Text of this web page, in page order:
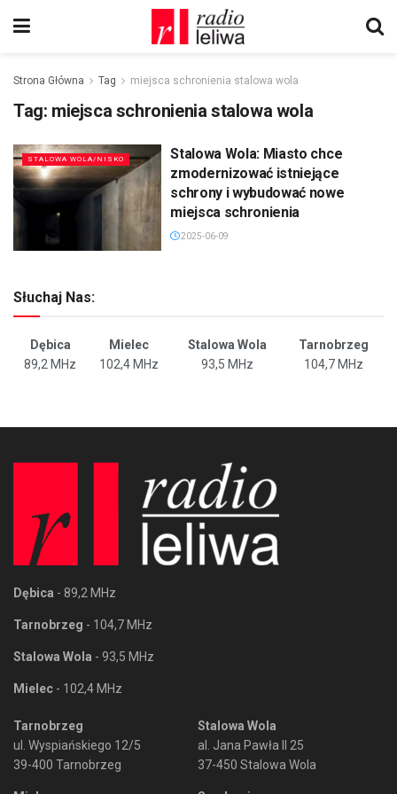
Strona Główna Tag miejsca schronienia stalowa wola
Tag: miejsca schronienia stalowa wola
STALOWA WOLA/NISKO
Stalowa Wola: Miasto chce
zmodernizować istniejące
schrony i wybudować nowe
miejsca schronienia
2025-06-09
Słuchaj Nas:
Dębica Mielec Stalowa Wola
Tarnobrzeg
89,2 MHz
102,4 MHz 93,5 MHz 104,7 MHz
Dębica - 89,2 MHz
Tarnobrzeg - 104,7 MHz
Stalowa Wola - 93,5 MHz
Mielec - 102,4 MHz
Tarnobrzeg
ul. Wyspiańskiego 12/5
39-400 Tarnobrzeg
Stalowa Wola
al. Jana Pawła II 25
37-450 Stalowa Wola